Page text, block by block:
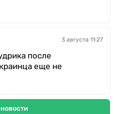
3 августа 11:27
после
еще не